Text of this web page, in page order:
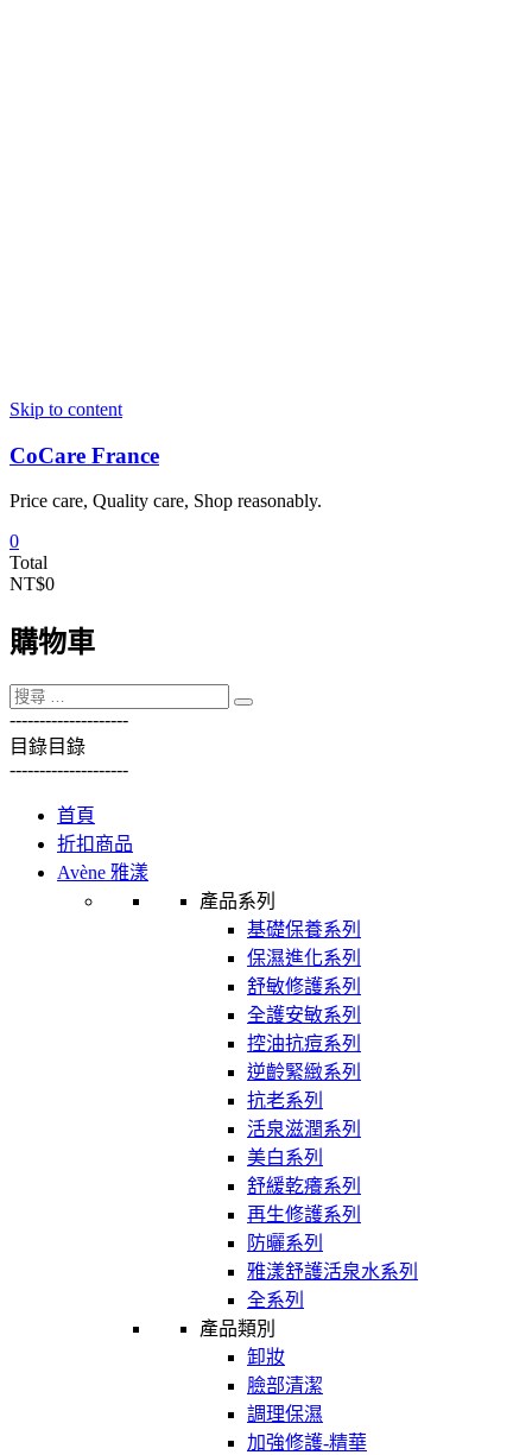
Skip to content
CoCare France
Price care, Quality care, Shop reasonably.
0
Total
NT$0
購物車
--------------------
目錄目錄
--------------------
首頁
折扣商品
Avène 雅漾
產品系列
基礎保養系列
保濕進化系列
舒敏修護系列
全護安敏系列
控油抗痘系列
逆齡緊緻系列
抗老系列
活泉滋潤系列
美白系列
舒緩乾癢系列
再生修護系列
防曬系列
雅漾舒護活泉水系列
全系列
產品類別
卸妝
臉部清潔
調理保濕
加強修護-精華